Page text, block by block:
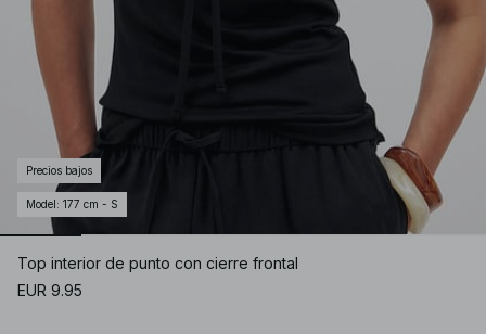
Precios bajos
Model : 177 cm - S
Top interior de punto con cierre frontal
EUR 9.95